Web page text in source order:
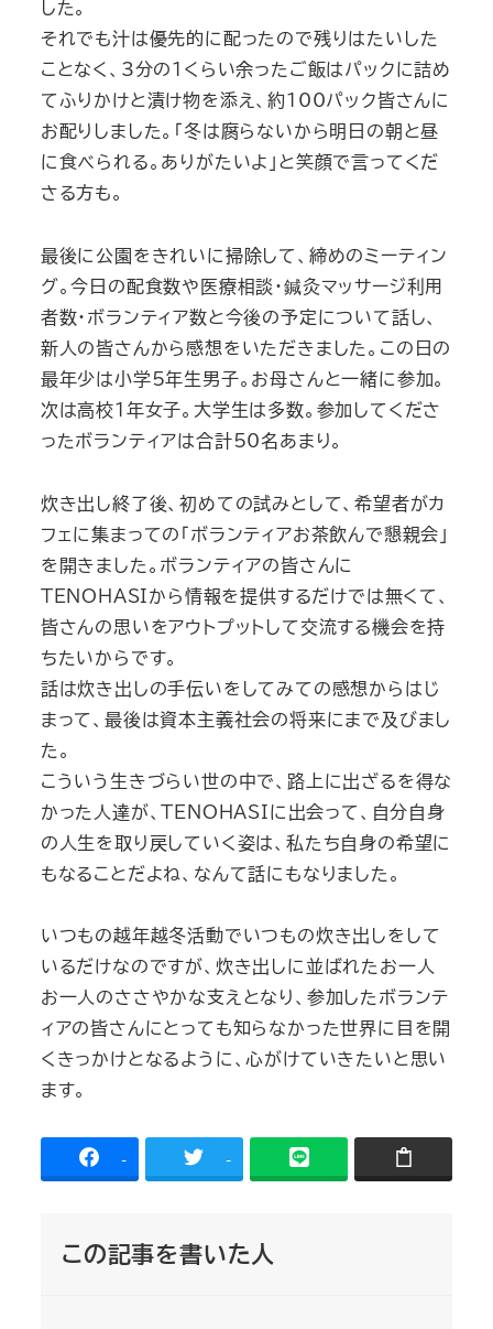
した。
それでも汁は優先的に配ったので残りはたいした
ことなく、3分の1くらい余ったご飯はパックに詰め
てふりかけと漬け物を添え、約100パック皆さんに
お配りしました。「冬は腐らないから明日の朝と昼
に食べられる。ありがたいよ」と笑顔で言ってくだ
さる方も。
最後に公園をきれいに掃除して、締めのミーティン
グ。今日の配食数や医療相談・鍼灸マッサージ利用
者数・ボランティア数と今後の予定について話し、
新人の皆さんから感想をいただきました。この日の
最年少は小学5年生男子。お母さんと一緒に参加。
次は高校1年女子。大学生は多数。参加してくださ
ったボランティアは合計50名あまり。
炊き出し終了後、初めての試みとして、希望者がカ
フェに集まっての「ボランティアお茶飲んで懇親会」
を開きました。ボランティアの皆さんに
TENOHASIから情報を提供するだけでは無くて､
皆さんの思いをアウトプットして交流する機会を持
ちたいからです。
話は炊き出しの手伝いをしてみての感想からはじ
まって、最後は資本主義社会の将来にまで及びまし
た。
こういう生きづらい世の中で、路上に出ざるを得な
かった人達が、TENOHASIに出会って、自分自身
の人生を取り戻していく姿は、私たち自身の希望に
もなることだよね、なんて話にもなりました。
いつもの越年越冬活動でいつもの炊き出しをして
いるだけなのですが、炊き出しに並ばれたお一人
お一人のささやかな支えとなり、参加したボランテ
ィアの皆さんにとっても知らなかった世界に目を開
くきっかけとなるように、心がけていきたいと思い
ます。
- -
この記事を書いた人